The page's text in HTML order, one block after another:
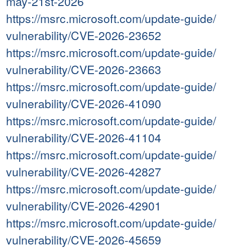
https://msrc.microsoft.com/update-guide/
vulnerability/CVE-2026-23652
https://msrc.microsoft.com/update-guide/
vulnerability/CVE-2026-23663
https://msrc.microsoft.com/update-guide/
vulnerability/CVE-2026-41090
https://msrc.microsoft.com/update-guide/
vulnerability/CVE-2026-41104
https://msrc.microsoft.com/update-guide/
vulnerability/CVE-2026-42827
https://msrc.microsoft.com/update-guide/
vulnerability/CVE-2026-42901
https://msrc.microsoft.com/update-guide/
vulnerability/CVE-2026-45659